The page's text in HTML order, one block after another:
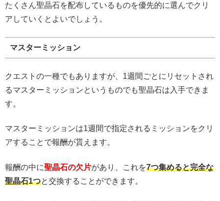
たくさん聖晶石を配布しているものを優先的に選んでクリ
アしていくとよいでしょう。
マスターミッション
クエストの一種でもありますが、1週間ごとにリセットされ
るマスターミッションというものでも聖晶石は入手できま
す。
マスターミッションは1週間で指定されるミッションをクリ
アすることで報酬が貰えます。
報酬の中に聖晶石の欠片があり、これを7つ集めると完全な
聖晶石1つと交換することができます。